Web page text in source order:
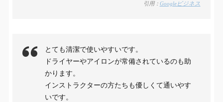
引用： Googleビジネス
とても清潔で使いやすいです。
ドライヤーやアイロンが常備されているのも助
かります。
インストラクターの方たちも優しくて通いやす
いです。